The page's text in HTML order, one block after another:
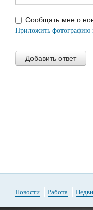
Сообщать мне о
Приложить фотографию
Добавить ответ
Новости Работа